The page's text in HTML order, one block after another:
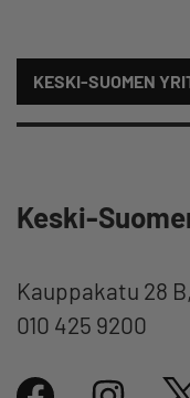
KESKI-SUOMEN
Keski-
Kauppakatu 28
010 425 9200